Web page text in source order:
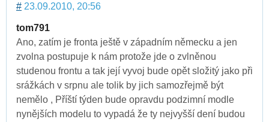
# 23.09.2010, 20:56
tom791
Ano, zatím je fronta ještě v západním německu a jen
zvolna postupuje k nám protože jde o zvlněnou
studenou frontu a tak její vyvoj bude opět složitý jako při
srážkách v srpnu ale tolik by jich samozřejmě být
nemělo , Příští týden bude opravdu podzimní modle
nynějších modelu to vypadá že ty nejvyšší dení budou